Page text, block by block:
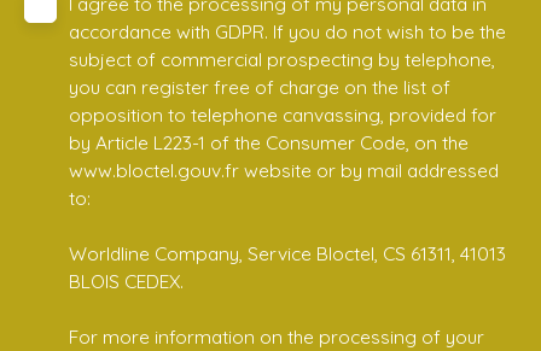
accordance with GDPR. If you do not wish to be the
subject of commercial prospecting by telephone,
you can register free of charge on the list of
opposition to telephone canvassing, provided for
by Article L223-1 of the Consumer Code, on the
www.bloctel.gouv.fr website or by mail addressed
to:
Worldline Company, Service Bloctel, CS 61311, 41013
BLOIS CEDEX.
For more information on the processing of your